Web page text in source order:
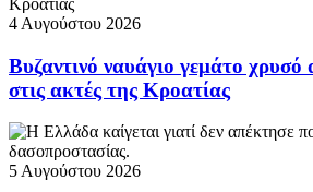
4 Αυγούστου 2026
Βυζαντινό ναυάγιο γεμάτο
στις ακτές της Κροατίας
5 Αυγούστου 2026